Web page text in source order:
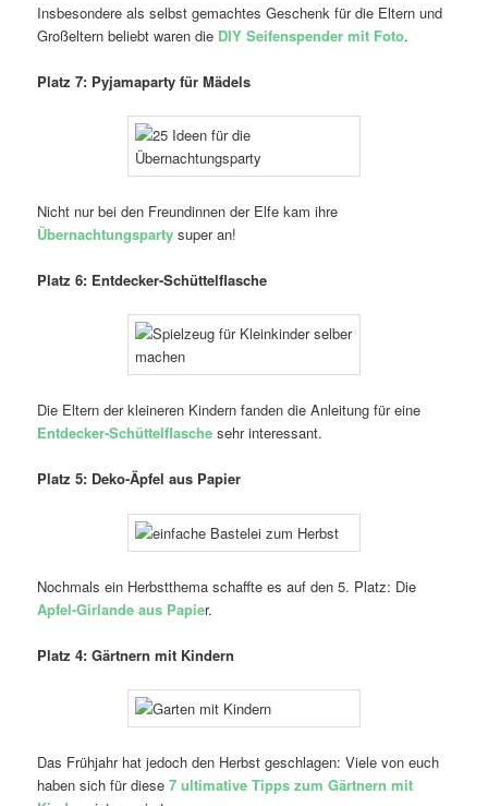
Insbesondere als selbst gemachtes Geschenk für die Eltern und
Großeltern beliebt waren die DIY Seifenspender mit Foto.
Platz 7: Pyjamaparty für Mädels
Nicht nur bei den Freundinnen der Elfe kam ihre
Übernachtungsparty super an!
Platz 6: Entdecker-Schüttelflasche
Die Eltern der kleineren Kindern fanden die Anleitung für eine
Entdecker-Schüttelflasche sehr interessant.
Platz 5: Deko-Äpfel aus Papier
Nochmals ein Herbstthema schaffte es auf den 5. Platz: Die
Apfel-Girlande aus Papier.
Platz 4: Gärtnern mit Kindern
Das Frühjahr hat jedoch den Herbst geschlagen: Viele von euch
haben sich für diese7 ultimative Tipps zum Gärtnern mit